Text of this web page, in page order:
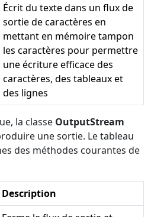
Écrit du texte dans un flux de
sortie de caractères en
mettant en mémoire tampon
les caractères pour permettre
une écriture efficace des
caractères, des tableaux et
des lignes
la classe OutputStream
une sortie. Le tableau
des méthodes courantes de
Description